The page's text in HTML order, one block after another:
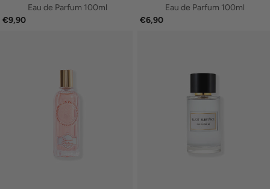
Eau de Parfum 100ml
€9,90
Eau de Parfum 100ml
€6,90